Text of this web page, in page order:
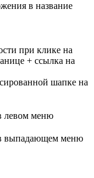
в название
при клике на
+ ссылка на
шапке на
левом меню
в выпадающем меню